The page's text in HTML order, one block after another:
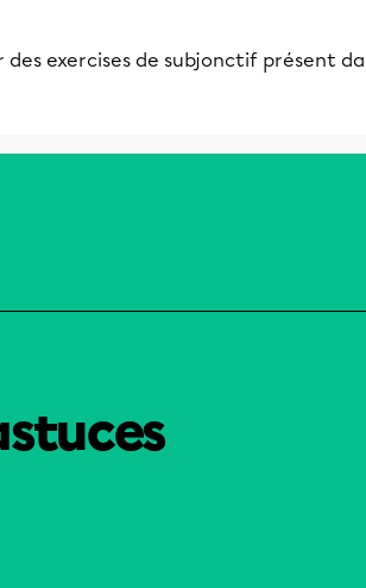
des exercises de subjonctif présent